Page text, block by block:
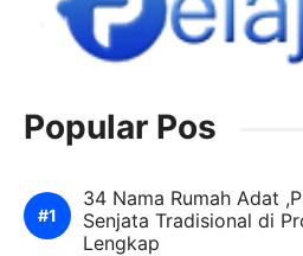
Popular Pos
34 Nama Rumah Adat
Senjata Tradisional di
Lengkap